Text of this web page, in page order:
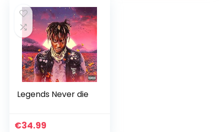
Legends Never die
€34.99